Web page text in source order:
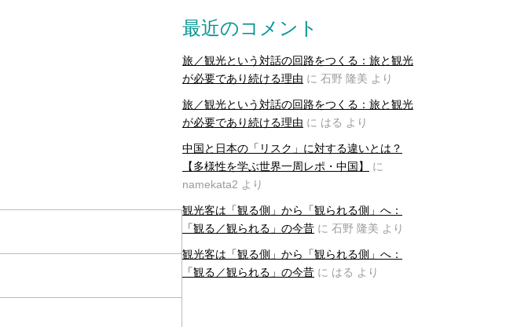
最近のコメント
旅／観光という対話の回路をつくる：旅と観光
が必要であり続ける理由 に 石野 隆美 より
旅／観光という対話の回路をつくる：旅と観光
が必要であり続ける理由 に はる より
中国と日本の「リスク」に対する違いとは？
【多様性を学ぶ世界一周レポ・中国】
に
namekata2 より
観光客は「観る側」から「観られる側」へ：
「観る／観られる」の今昔 に 石野 隆美 より
観光客は「観る側」から「観られる側」へ：
「観る／観られる」の今昔 に はる より